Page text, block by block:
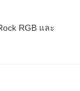
RGB และ